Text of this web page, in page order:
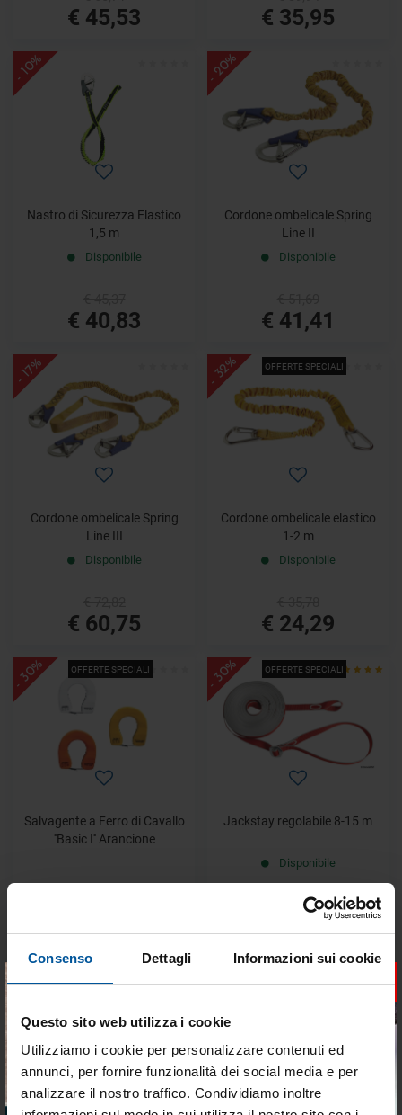
×
Consenso Dettagli Informazioni sui cookie
Questo sito web utilizza i cookie
Utilizziamo i cookie per personalizzare contenuti ed
annunci, per fornire funzionalità dei social media e per
analizzare il nostro traffico. Condividiamo inoltre
€ 45,53 € 35,95
- 10%
Nastro di Sicurezza Elastico
1,5 m
Disponibile
€ 40,83
- 20%
Cordone ombelicale Spring
Line II
Disponibile
€ 41,41
- 17%
Cordone ombelicale Spring
Line III
Disponibile
€ 60,75
OFFERTE SPECIALI
- 32%
Cordone ombelicale elastico
1-2 m
Disponibile
€ 24,29
OFFERTE SPECIALI
- 30%
Salvagente a Ferro di Cavallo
''Basic I'' Arancione
€ 35,18
OFFERTE SPECIALI
- 30%
Jackstay regolabile 8-15 m
Disponibile
€ 61,92
€ 43,33
- 38% - 10%